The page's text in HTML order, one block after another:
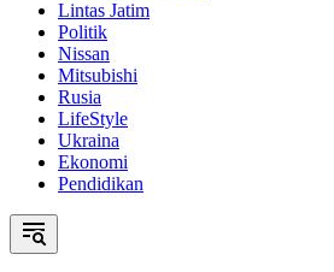
Lintas Jatim
Politik
Nissan
Mitsubishi
Rusia
LifeStyle
Ukraina
Ekonomi
Pendidikan